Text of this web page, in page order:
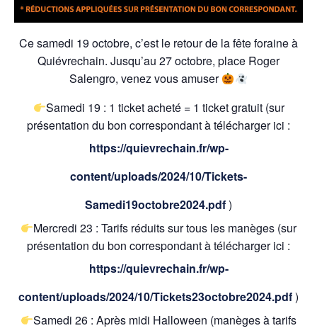
Ce samedi 19 octobre, c’est le retour de la fête foraine à
Quiévrechain. Jusqu’au 27 octobre, place Roger
Salengro, venez vous amuser
Samedi 19 : 1 ticket acheté = 1 ticket gratuit (sur
présentation du bon correspondant à télécharger ici :
https://quievrechain.fr/wp-
content/uploads/2024/10/Tickets-
Samedi19octobre2024.pdf)
Mercredi 23 : Tarifs réduits sur tous les manèges (sur
présentation du bon correspondant à télécharger ici :
https://quievrechain.fr/wp-
content/uploads/2024/10/Tickets23octobre2024.pdf)
Samedi 26 : Après midi Halloween (manèges à tarifs